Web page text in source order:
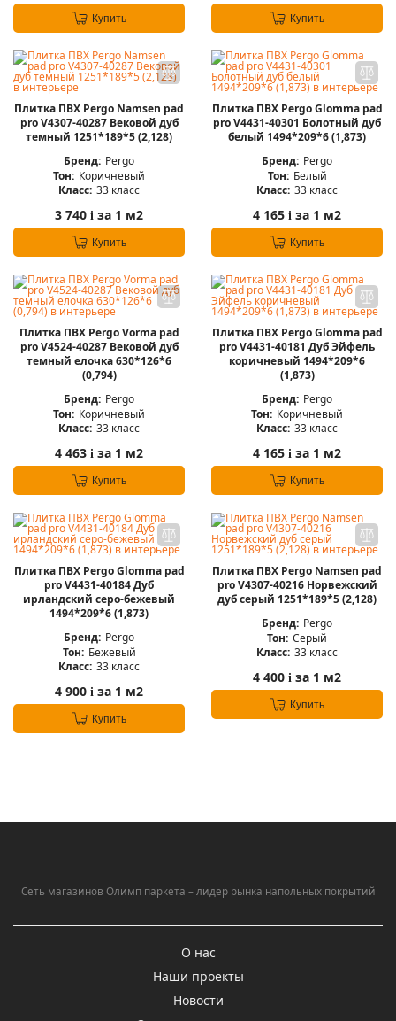
Купить Купить
Плитка ПВХ Pergo Namsen pad
pro V4307-40287 Вековой дуб
темный 1251*189*5 (2,128)
Бренд: Pergo
Тон: Коричневый
Класс: 33 класс
3 740 i за 1 м2
Купить
Плитка ПВХ Pergo Glomma pad
pro V4431-40301 Болотный дуб
белый 1494*209*6 (1,873)
Бренд: Pergo
Тон: Белый
Класс: 33 класс
4 165 i за 1 м2
Купить
Плитка ПВХ Pergo Vorma pad
pro V4524-40287 Вековой дуб
темный елочка 630*126*6
(0,794)
Бренд: Pergo
Тон: Коричневый
Класс: 33 класс
4 463 i за 1 м2
Купить
Плитка ПВХ Pergo Glomma pad
pro V4431-40181 Дуб Эйфель
коричневый 1494*209*6
(1,873)
Бренд: Pergo
Тон: Коричневый
Класс: 33 класс
4 165 i за 1 м2
Купить
Плитка ПВХ Pergo Glomma pad
pro V4431-40184 Дуб
ирландский серо-бежевый
1494*209*6 (1,873)
Бренд: Pergo
Тон: Бежевый
Класс: 33 класс
4 900 i за 1 м2
Купить
Плитка ПВХ Pergo Namsen pad
pro V4307-40216 Норвежский
дуб серый 1251*189*5 (2,128)
Бренд: Pergo
Тон: Серый
Класс: 33 класс
4 400 i за 1 м2
Купить
Сеть магазинов Олимп паркета – лидер рынка напольных покрытий
О нас
Наши проекты
Новости